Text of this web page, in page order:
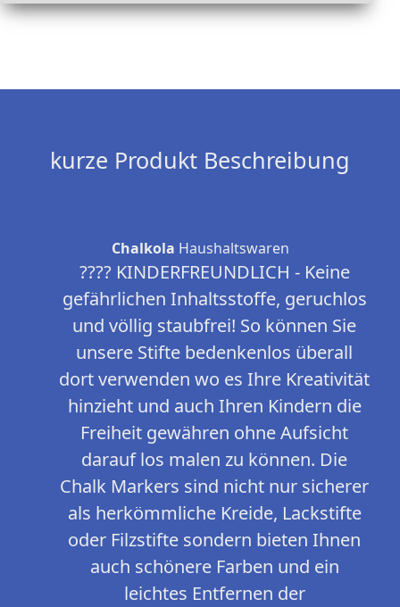
kurze Produkt Beschreibung
Chalkola Haushaltswaren
???? KINDERFREUNDLICH - Keine
gefährlichen Inhaltsstoffe, geruchlos
und völlig staubfrei! So können Sie
unsere Stifte bedenkenlos überall
dort verwenden wo es Ihre Kreativität
hinzieht und auch Ihren Kindern die
Freiheit gewähren ohne Aufsicht
darauf los malen zu können. Die
Chalk Markers sind nicht nur sicherer
als herkömmliche Kreide, Lackstifte
oder Filzstifte sondern bieten Ihnen
auch schönere Farben und ein
leichtes Entfernen der